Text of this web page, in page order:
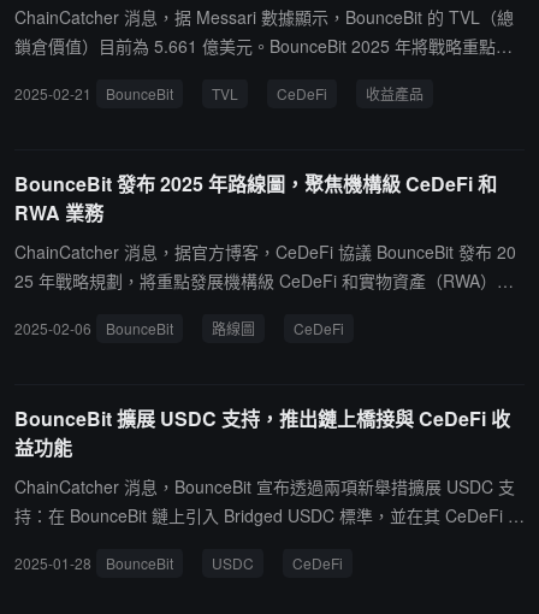
金錢。
ChainCatcher 消息，据 Messari 數據顯示，BounceBit 的 TVL（總
鎖倉價值）目前為 5.661 億美元。BounceBit 2025 年將戰略重點轉
eFi 和 DeFi 融合，旨在為機構提供收益、比特幣重質押以及現實世
2025-02-21 BounceBit TVL CeDeFi 收益產品
BounceBit 發布 2025 年路線圖，聚焦機構級 CeDeFi 和
RWA 業務
ChainCatcher 消息，据官方博客，CeDeFi 協議 BounceBit 發布 20
25 年戰略規劃，將重點發展機構級 CeDeFi 和實物資產（RWA）業
Q2-Q4 將陸續佈局 RWA 信貸市場、結算清算系統等業務。據悉，B
上市公司比特幣持有者博雅互動（HKG: 0434）達成戰略合作。
2025-02-06 BounceBit 路線圖 CeDeFi
BounceBit 擴展 USDC 支持，推出鏈上橋接與 CeDeFi 收
益功能
ChainCatcher 消息，BounceBit 宣布透過兩項新舉措擴展 USDC 支
持：在 BounceBit 鏈上引入 Bridged USDC 標準，並在其 CeDeFi 平
並存入 USDC，實時監控收益表現。此外，BounceBit 還計劃探索與
2025-01-28 BounceBit USDC CeDeFi